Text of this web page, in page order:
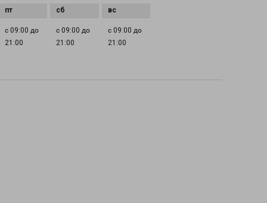
с 09:00 до
21:00
с 09:00 до
21:00
с 09:00 до
21:00